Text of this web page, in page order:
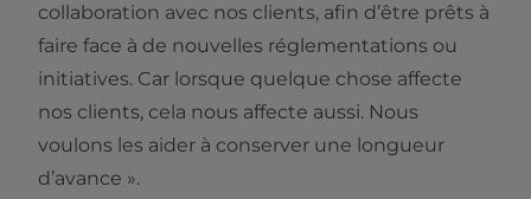
collaboration avec nos clients, afin d’être prêts à
faire face à de nouvelles réglementations ou
initiatives. Car lorsque quelque chose affecte
nos clients, cela nous affecte aussi. Nous
voulons les aider à conserver une longueur
d’avance ».